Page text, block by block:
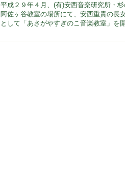
平成２９年４月、(有)安西音楽研究所・
阿佐ヶ谷教室の場所にて、安西重貴の長
として「あさがやすぎのこ音楽教室」を